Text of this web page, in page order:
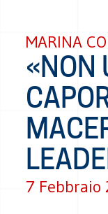
MARINA
«NON
7 Febbraio